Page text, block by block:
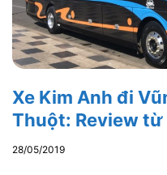
Xe Kim Anh đi
Thuột: Review từ
28/05/2019